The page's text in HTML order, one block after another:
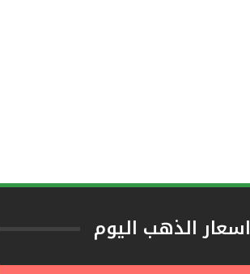
اسعار الذهب اليوم